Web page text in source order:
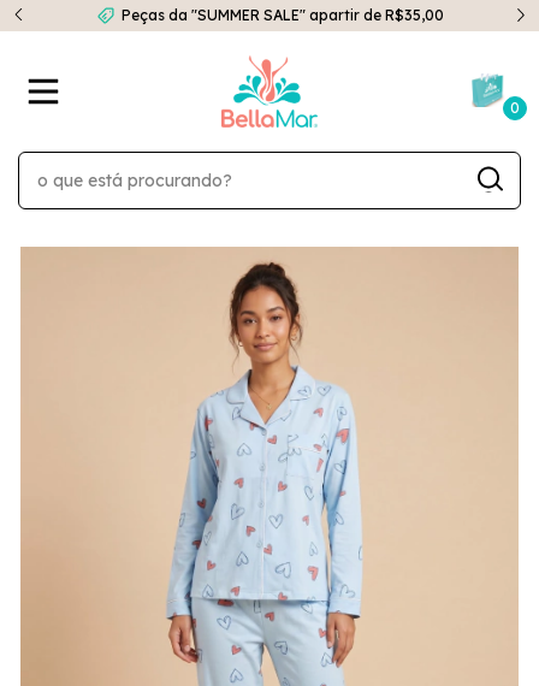
Peças da "SUMMER SALE" apartir de R$35,00
0